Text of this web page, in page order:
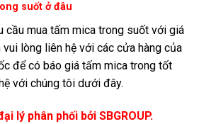
suốt ở đâu
cầu mua tấm mica trong suốt với giá
lòng liên hệ với các cửa hàng của
để có báo giá tấm mica trong tốt
với chúng tôi dưới đây.
lý phân phối bởi SBGROUP.